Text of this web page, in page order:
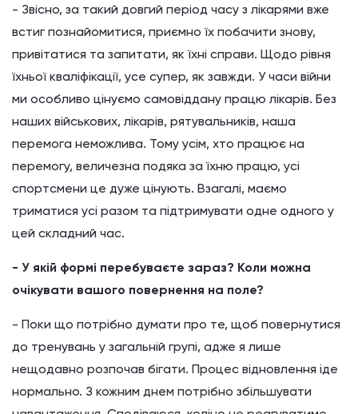
- Звісно, за такий довгий період часу з лікарями вже
встиг познайомитися, приємно їх побачити знову,
привітатися та запитати, як їхні справи. Щодо рівня
їхньої кваліфікації, усе супер, як завжди. У часи війни
ми особливо цінуємо самовіддану працю лікарів. Без
наших військових, лікарів, рятувальників, наша
перемога неможлива. Тому усім, хто працює на
перемогу, величезна подяка за їхню працю, усі
спортсмени це дуже цінують. Взагалі, маємо
триматися усі разом та підтримувати одне одного у
цей складний час.
- У якій формі перебуваєте зараз? Коли можна
очікувати вашого повернення на поле?
- Поки що потрібно думати про те, щоб повернутися
до тренувань у загальній групі, адже я лише
нещодавно розпочав бігати. Процес відновлення іде
нормально. З кожним днем потрібно збільшувати